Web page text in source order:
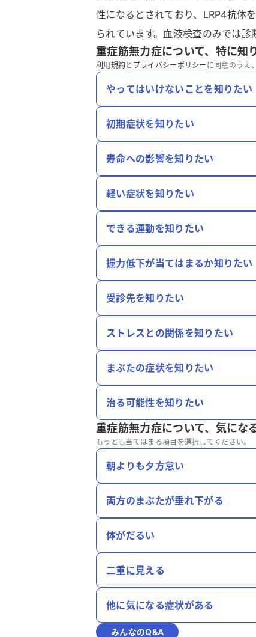
性になるとされており、LRP4抗体
られています。血液検査のみでは診
重症筋無力症について、特に知
利用規約と プライバシーポリシー に同意のうえ
やってはいけないことを知りたい
初期症状を知りたい
寿命への影響を知りたい
軽い症状を知りたい
できる運動を知りたい
握力低下が当てはまるか知りたい
受診先を知りたい
ストレスとの関係を知りたい
まぶたの症状を知りたい
治る可能性を知りたい
重症筋無力症について、 気にな
もっとも当てはまる項目を選択してください。
朝よりも夕方怠い
両方のまぶたが垂れ下がる
体がだるい
二重に見える
他に気になる症状がある
みんなのQ&A